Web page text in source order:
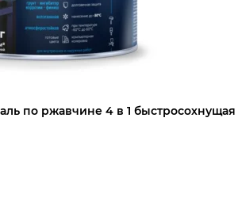
по ржавчине 4 в 1 быстросохнущая